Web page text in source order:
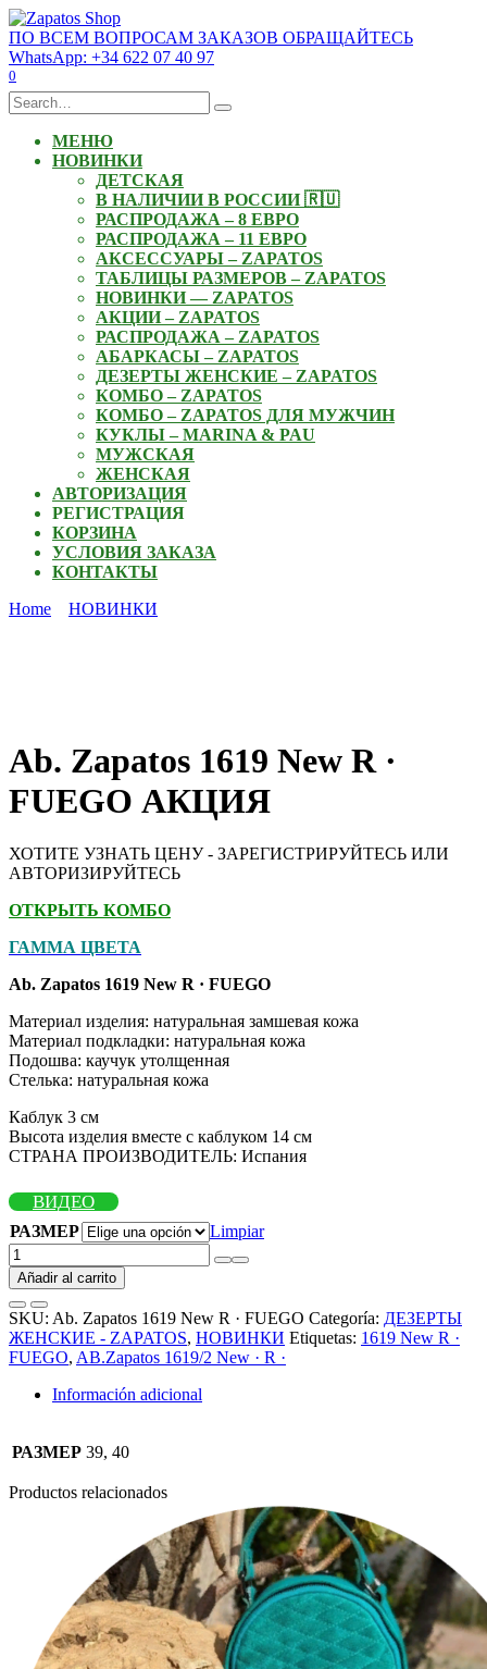
Skip
to
content
ПО ВСЕМ ВОПРОСАМ ЗАКАЗОВ ОБРАЩАЙТЕСЬ
WhatsApp: +34 622 07 40 97
0
Search
for:
МЕНЮ
НОВИНКИ
ДЕТСКАЯ
В НАЛИЧИИ В РОССИИ 🇷🇺
РАСПРОДАЖА – 8 ЕВРО
РАСПРОДАЖА – 11 ЕВРО
АКСЕССУАРЫ – ZAPATOS
ТАБЛИЦЫ РАЗМЕРОВ – ZAPATOS
НОВИНКИ — ZAPATOS
АКЦИИ – ZAPATOS
РАСПРОДАЖА – ZAPATOS
АБАРКАСЫ – ZAPATOS
ДЕЗЕРТЫ ЖЕНСКИЕ – ZAPATOS
КОМБО – ZAPATOS
КОМБО – ZAPATOS ДЛЯ МУЖЧИН
КУКЛЫ – MARINA & PAU
МУЖСКАЯ
ЖЕНСКАЯ
АВТОРИЗАЦИЯ
РЕГИСТРАЦИЯ
КОРЗИНА
УСЛОВИЯ ЗАКАЗА
КОНТАКТЫ
Home
НОВИНКИ
Ab. Zapatos 1619 New R ·
FUEGO АКЦИЯ
ХОТИТЕ УЗНАТЬ ЦЕНУ - ЗАРЕГИСТРИРУЙТЕСЬ ИЛИ
АВТОРИЗИРУЙТЕСЬ
ОТКРЫТЬ КОМБО
ГАММА ЦВЕТА
Ab. Zapatos 1619 New R · FUEGO
Материал изделия: натуральная замшевая кожа
Материал подкладки: натуральная кожа
Подошва: каучук утолщенная
Стелька: натуральная кожа
Каблук 3 см
Высота изделия вместе с каблуком 14 см
СТРАНА ПРОИЗВОДИТЕЛЬ: Испания
ВИДЕО
РАЗМЕР
Limpiar
Ab.
Zapatos
1619
New
R
·
FUEGO
АКЦИЯ
cantidad
Añadir al carrito
SKU: Ab. Zapatos 1619 New R · FUEGO Categoría: ДЕЗЕРТЫ
ЖЕНСКИЕ - ZAPATOS, НОВИНКИ Etiquetas: 1619 New R ·
FUEGO, AB.Zapatos 1619/2 New · R ·
Información adicional
РАЗМЕР 39, 40
Productos relacionados